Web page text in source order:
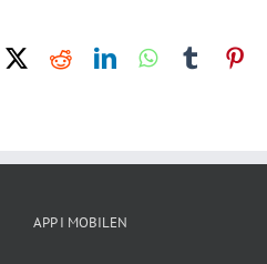
RedditLinkedInWhatsApp
Tumblr
APP I MOBILEN